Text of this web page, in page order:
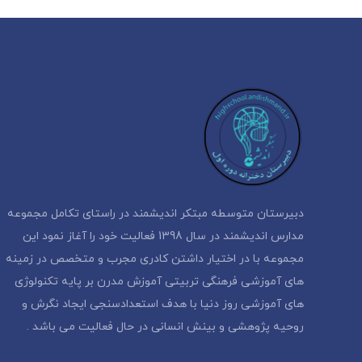
دبیرستان متوسطه مبتکر اندیشمند در راستای تکامل مجموعه
مدارس اندیشمند در سال 1398 فعالیت خود را آغاز نمود این
مجموعه با در اختیار داشتن کادری مجرب و متخصص در زمینه
های آموزشی فرهنگی تربیتی آموزش مدرن بر پایه تکنولوژی
های آموزشی روز دنیا با هدف استعدادسنجی ایجاد نگرش و
روحیه پژوهشی و بینش انسانی در حال فعالیت می باشد .